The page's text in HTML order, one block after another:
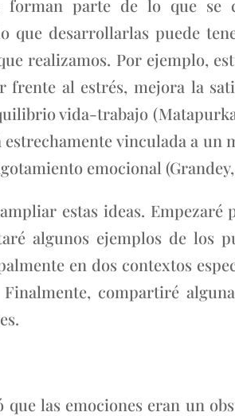
forman parte de lo que se
que desarrollarlas puede
realizamos. Por ejemplo,
al estrés, mejora la
vida-trabajo
vinculada a
emocional
estas ideas.
algunos ejemplos de los
en dos contextos
compartiré
que las emociones eran un